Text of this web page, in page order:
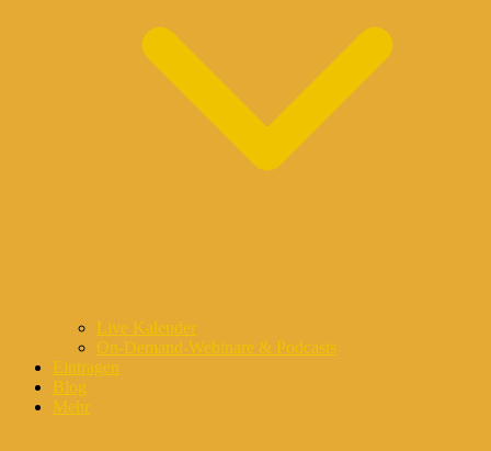
Live Kalender
On-Demand-Webinare & Podcasts
Eintragen
Blog
Mehr